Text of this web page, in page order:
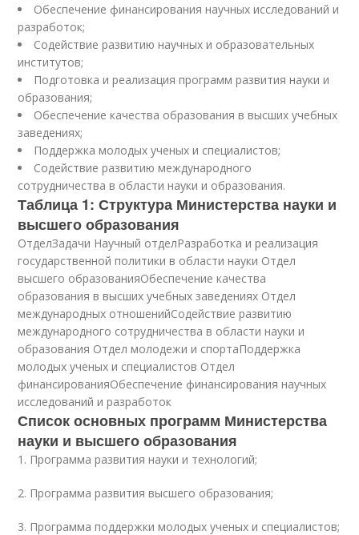
Обеспечение финансирования научных исследований и
разработок;
Содействие развитию научных и образовательных
институтов;
Подготовка и реализация программ развития науки и
образования;
Обеспечение качества образования в высших учебных
заведениях;
Поддержка молодых ученых и специалистов;
Содействие развитию международного
сотрудничества в области науки и образования.
Таблица 1: Структура Министерства науки и
высшего образования
ОтделЗадачи Научный отделРазработка и реализация
государственной политики в области науки Отдел
высшего образованияОбеспечение качества
образования в высших учебных заведениях Отдел
международных отношенийСодействие развитию
международного сотрудничества в области науки и
образования Отдел молодежи и спортаПоддержка
молодых ученых и специалистов Отдел
финансированияОбеспечение финансирования научных
исследований и разработок
Список основных программ Министерства
науки и высшего образования
1. Программа развития науки и технологий;
2. Программа развития высшего образования;
3. Программа поддержки молодых ученых и специалистов;